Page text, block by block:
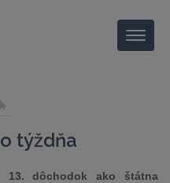
Menu
týždňa
dôchodok ako štátna